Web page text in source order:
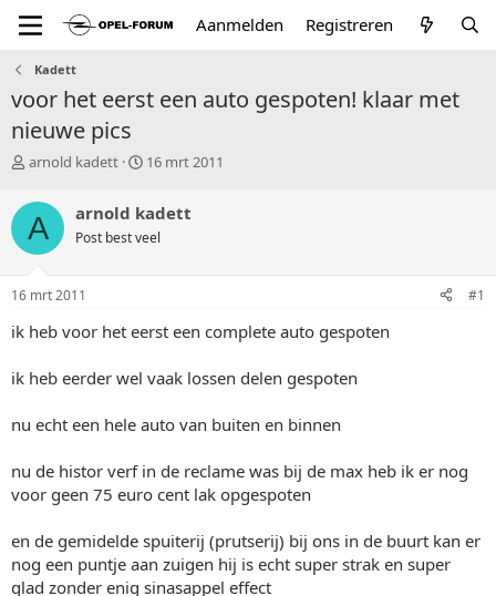
Aanmelden Registreren
Kadett
voor het eerst een auto gespoten! klaar met
nieuwe pics
T
p
c
s
a
t
r
arnold kadett
S
r
t
a
m
16 mrt 2011
A arnold kadett
Post best veel
16 mrt 2011 #1
ik heb voor het eerst een complete auto gespoten
ik heb eerder wel vaak lossen delen gespoten
nu echt een hele auto van buiten en binnen
nu de histor verf in de reclame was bij de max heb ik er nog
voor geen 75 euro cent lak opgespoten
en de gemidelde spuiterij (prutserij) bij ons in de buurt kan er
nog een puntje aan zuigen hij is echt super strak en super
glad zonder enig sinasappel effect